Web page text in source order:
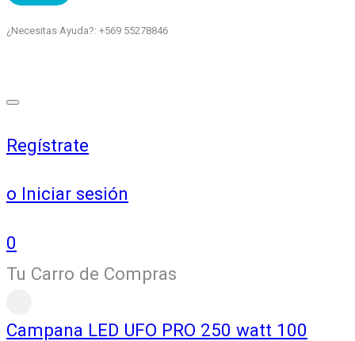
¿Necesitas Ayuda?: +569 55278846
Regístrate
o Iniciar sesión
0
Tu Carro de Compras
Campana LED UFO PRO 250 watt 100